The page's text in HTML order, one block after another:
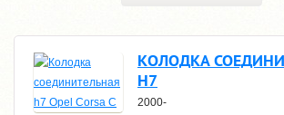
КОЛОДКА
H7
2000-